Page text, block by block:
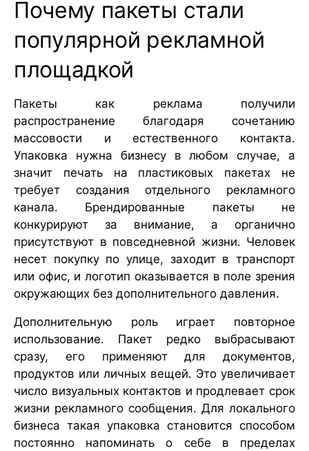
Почему пакеты стали
популярной рекламной
площадкой
Пакеты как реклама получили
распространение благодаря сочетанию
массовости и естественного контакта.
Упаковка нужна бизнесу в любом случае, а
значит печать на пластиковых пакетах не
требует создания отдельного рекламного
канала. Брендированные пакеты не
конкурируют за внимание, а органично
присутствуют в повседневной жизни. Человек
несет покупку по улице, заходит в транспорт
или офис, и логотип оказывается в поле зрения
окружающих без дополнительного давления.
Дополнительную роль играет повторное
использование. Пакет редко выбрасывают
сразу, его применяют для документов,
продуктов или личных вещей. Это увеличивает
число визуальных контактов и продлевает срок
жизни рекламного сообщения. Для локального
бизнеса такая упаковка становится способом
постоянно напоминать о себе в пределах